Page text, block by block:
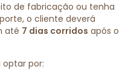
de fabricação ou tenha
o cliente deverá
até 7 dias corridos após o
optar por: